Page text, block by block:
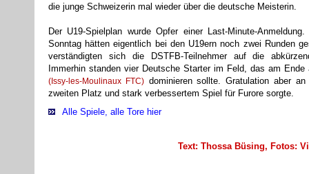
die junge Schweizerin mal wieder über die deutsche Meisterin.
Der U19-Spielplan wurde Opfer einer Last-Minute-
Sonntag hätten eigentlich bei den U19ern noch zwei Runden
verständigten sich die DSTFB-Teilnehmer auf die
Immerhin standen vier Deutsche Starter im Feld, das am
(Issy-les-Moulinaux FTC)dominieren sollte. Gratulation aber
zweiten Platz und stark verbessertem Spiel für Furore sorgte.
Alle Spiele, alle Tore hier
Text: Thossa Büsing, Fotos: